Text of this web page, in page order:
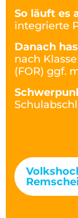
So läuft es
integrierte
Danach
nach
(FOR) ggf.